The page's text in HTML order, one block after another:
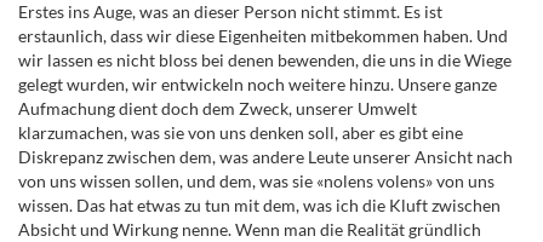
Erstes ins Auge, was an dieser Person nicht stimmt. Es ist
erstaunlich, dass wir diese Eigenheiten mitbekommen haben. Und
wir lassen es nicht bloss bei denen bewenden, die uns in die Wiege
gelegt wurden, wir entwickeln noch weitere hinzu. Unsere ganze
Aufmachung dient doch dem Zweck, unserer Umwelt
klarzumachen, was sie von uns denken soll, aber es gibt eine
Diskrepanz zwischen dem, was andere Leute unserer Ansicht nach
von uns wissen sollen, und dem, was sie «nolens volens» von uns
wissen. Das hat etwas zu tun mit dem, was ich die Kluft zwischen
Absicht und Wirkung nenne. Wenn man die Realität gründlich